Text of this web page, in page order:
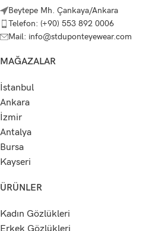
Beytepe Mh. Çankaya/Ankara
Telefon: (+90) 553 892 0006
Mail: info@stduponteyewear.com
MAĞAZALAR
İstanbul
Ankara
İzmir
Antalya
Bursa
Kayseri
ÜRÜNLER
Kadın Gözlükleri